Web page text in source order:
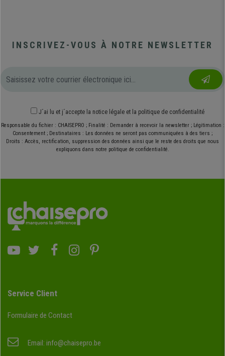
INSCRIVEZ-VOUS À NOTRE NEWSLETTER
J´ai lu et j´accepte la notice légale et la politique de confidentialité
Responsable du fichier : CHAISEPRO ; Finalité : Demander à recevoir la newsletter ; Légitimation :
Consentement ; Destinataires : Les données ne seront pas communiquées à des tiers ;
Droits : Accès, rectification, suppression des données ainsi que le reste des droits que nous
expliquons dans notre politique de confidentialité.
Service Client
Formulaire de Contact
Email: info@chaisepro.be